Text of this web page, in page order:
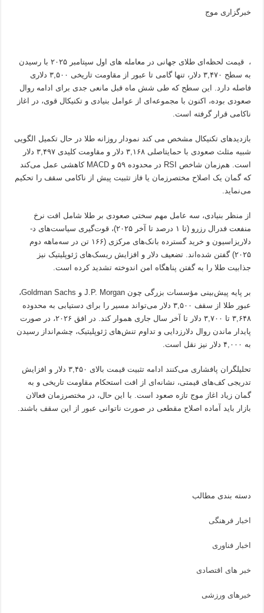
خبرگزاری موج
، قیمت لحظه‌ای طلای جهانی در معامله های اول سپتامبر ۲۰۲۵ با رسیدن
به سطح ۳,۴۷۰ دلار، تنها گامی تا عبور از مقاومت تاریخی ۳,۵۰۰ دلاری
فاصله دارد. این سطح که طی شش ماه قبل مانعی جدی برای ادامه روال
صعودی بوده، اکنون با مجموعه‌ای از عوامل بنیادی و تکنیکال قوی، در اغاز
ناکامی قرار گرفته است.
بازدید‌های تکنیکال مشخص می کند نمودار روزانه طلا در حال تکمیل الگویی
شبیه مثلث صعودی با حمایتاصلی ۳,۱۶۸ دلار و مقاومت کلیدی ۳,۴۹۷ دلار
است. هم‌زمان شاخص RSI در محدوده ۵۹ و MACD کاهشی عمل می‌کند
که گمان یک اصلاح مختصر‌زمان یا فاز تثبیت پیش از ناکامی سقف را تحکیم
می‌نماید.
از منظر بنیادی، سه عامل مهم سختی صعودی بر طلا شامل افت نرخ
منفعت فدرال رزرو (تا ۱ درصد تا آخر ۲۰۲۵)، قوت‌گیری سیاست‌های د-
دلاریزاسیون و خرید گسترده بانک‌های مرکزی (۱۶۶ تن در سه‌ماهه دوم
۲۰۲۵) گفتن شده‌اند. تضعیف دلار و افزایش ریسک‌های ژئوپلیتیک نیز
جذابیت طلا را به گفتن پناهگاه امن اندوخته تشدید کرده است.
بر پایه پیش‌بینی مؤسسات بزرگی چون J.P. Morgan و Goldman Sachs،
عبور طلا از سقف ۳,۵۰۰ دلار می‌تواند مسیر را برای دستیابی به محدوده
۳,۶۴۸ تا ۳,۷۰۰ دلار تا آخر سال جاری هموار کند. در افق ۲۰۲۶، در صورت
پایدار ماندن روال دلارزدایی و تداوم تنش‌های ژئوپلیتیک، چشم‌انداز رسیدن
به ۴,۰۰۰ دلار نیز نقل است.
تحلیلگران پافشاری می‌کنند ادامه تثبیت قیمت بالای ۳,۴۵۰ دلار و افزایش
تدریجی کف‌های قیمتی، نشانه‌ای از افت استحکام مقاومت تاریخی و به
گمان زیاد اغاز موج تازه صعود است. با این حال، در مختصر‌زمان فعالان
بازار باید آماده اصلاح مقطعی در صورت ناتوانی عبور از این سقف باشند.
دسته بندی مطالب
اخبار فرهنگی
اخبار فناوری
خبر های اقتصادی
خبرهای ورزشی